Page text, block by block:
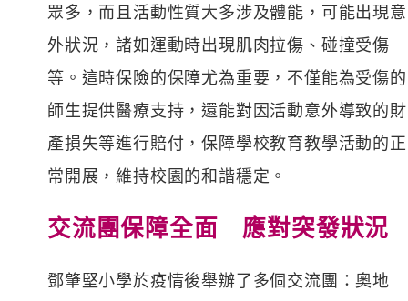
眾多，而且活動性質大多涉及體能，可能出現意
外狀況，諸如運動時出現肌肉拉傷、碰撞受傷
等。這時保險的保障尤為重要，不僅能為受傷的
師生提供醫療支持，還能對因活動意外導致的財
產損失等進行賠付，保障學校教育教學活動的正
常開展，維持校園的和諧穩定。
交流團保障全面 應對突發狀況
鄧肇堅小學於疫情後舉辦了多個交流團：奧地